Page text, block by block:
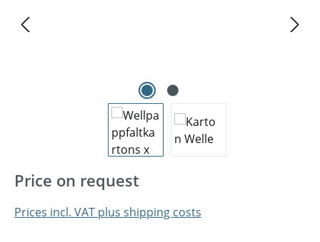
Price on request
Prices incl. VAT plus shipping costs